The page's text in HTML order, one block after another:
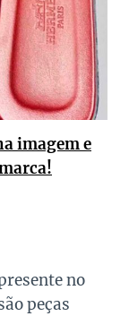
imagem e
no
peças